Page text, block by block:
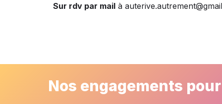
Sur rdv par mail à
Nos engagements